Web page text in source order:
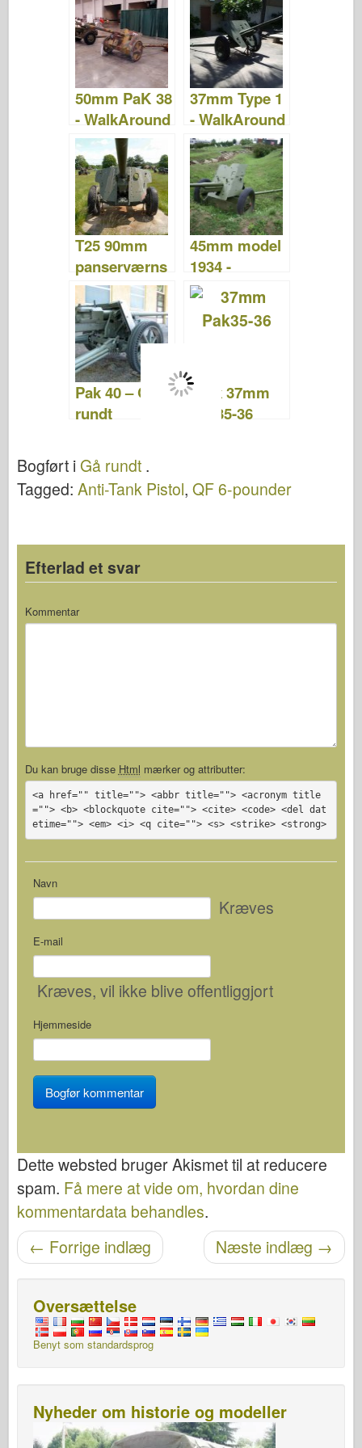
Gå rundt
50mm PaK 38
- WalkAround
37mm Type 1
- WalkAround
T25 90mm
panserværns
kanon –
walkaround
45mm model
1934 -
WalkAround
Pak 40 – Gå
rundt
Tysk 37mm
Pak35-36
Bogført iGå rundt .
Tagged: Anti-Tank Pistol, QF 6-pounder
Efterlad et svar
Kommentar
Du kan bruge disse Html mærker og attributter:
<a href="" title=""> <abbr title=""> <acronym title
=""> <b> <blockquote cite=""> <cite> <code> <del dat
etime=""> <em> <i> <q cite=""> <s> <strike> <strong>
Navn
Kræves
E-mail
Kræves, vil ikke blive offentliggjort
Hjemmeside
Dette websted bruger Akismet til at reducere
spam. Få mere at vide om, hvordan dine
kommentardata behandles.
Navigation efter post Næste indlæg →
← Forrige indlæg
Oversættelse
Benyt som standardsprog
Nyheder om historie og modeller